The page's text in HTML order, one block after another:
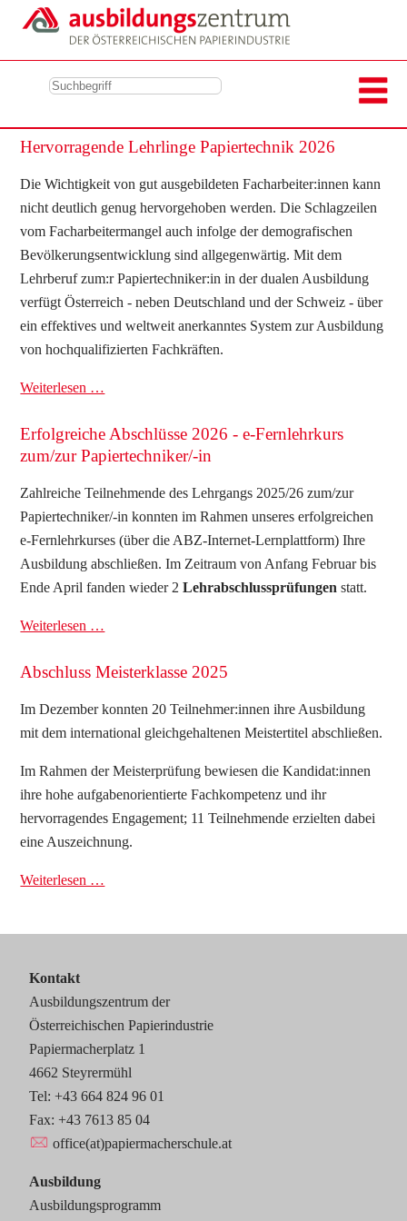
Hervorragende Lehrlinge Papiertechnik 2026
Die Wichtigkeit von gut ausgebildeten Facharbeiter:innen kann
nicht deutlich genug hervorgehoben werden. Die Schlagzeilen
vom Facharbeitermangel auch infolge der demografischen
Bevölkerungsentwicklung sind allgegenwärtig. Mit dem
Lehrberuf zum:r Papiertechniker:in in der dualen Ausbildung
verfügt Österreich - neben Deutschland und der Schweiz - über
ein effektives und weltweit anerkanntes System zur Ausbildung
von hochqualifizierten Fachkräften.
Weiterlesen …
Erfolgreiche Abschlüsse 2026 - e-Fernlehrkurs
zum/zur Papiertechniker/-in
Zahlreiche Teilnehmende des Lehrgangs 2025/26 zum/zur
Papiertechniker/-in konnten im Rahmen unseres erfolgreichen
e-Fernlehrkurses (über die ABZ-Internet-Lernplattform) Ihre
Ausbildung abschließen. Im Zeitraum von Anfang Februar bis
Ende April fanden wieder 2 Lehrabschlussprüfungen statt.
Weiterlesen …
Abschluss Meisterklasse 2025
Im Dezember konnten 20 Teilnehmer:innen ihre Ausbildung
mit dem international gleichgehaltenen Meistertitel abschließen.
Im Rahmen der Meisterprüfung bewiesen die Kandidat:innen
ihre hohe aufgabenorientierte Fachkompetenz und ihr
hervorragendes Engagement; 11 Teilnehmende erzielten dabei
eine Auszeichnung.
Weiterlesen …
Kontakt
Ausbildungszentrum der
Österreichischen Papierindustrie
Papiermacherplatz 1
4662 Steyrermühl
Tel: +43 664 824 96 01
Fax: +43 7613 85 04
office(at)papiermacherschule.at
Ausbildung
Ausbildungsprogramm